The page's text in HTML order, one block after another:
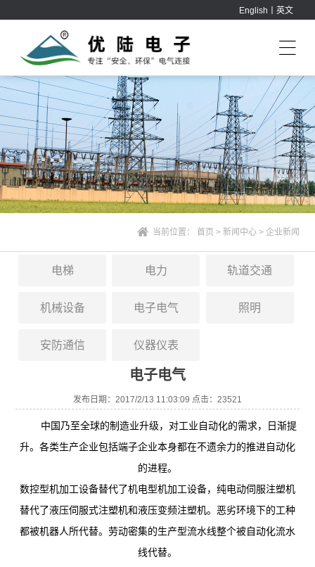
English丨英文
当前位置： 首页 > 新闻中心 > 企业新闻
电梯 电力 轨道交通
机械设备 电子电气 照明
安防通信 仪器仪表
电子电气
发布日期：2017/2/13 11:03:09 点击：23521
中国乃至全球的制造业升级，对工业自动化的需求，日渐提
升。各类生产企业包括端子企业本身都在不遗余力的推进自动化
的进程。
数控型机加工设备替代了机电型机加工设备，纯电动伺服注塑机
替代了液压伺服式注塑机和液压变频注塑机。恶劣环境下的工种
都被机器人所代替。劳动密集的生产型流水线整个被自动化流水
线代替。